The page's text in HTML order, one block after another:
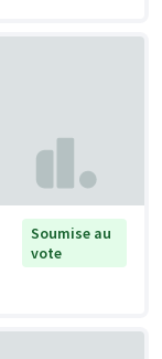
Soumise au
vote